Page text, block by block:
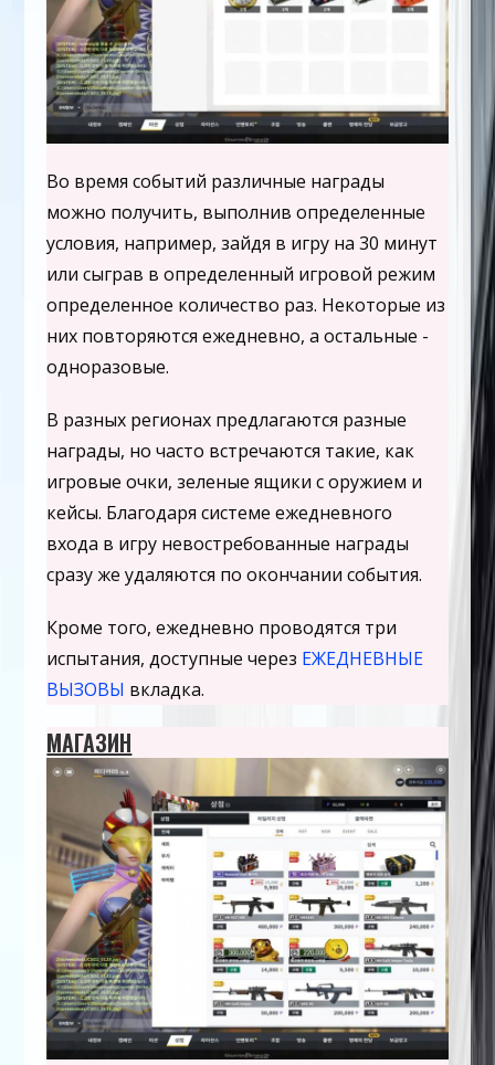
Во время событий различные награды
можно получить, выполнив определенные
условия, например, зайдя в игру на 30 минут
или сыграв в определенный игровой режим
определенное количество раз. Некоторые из
них повторяются ежедневно, а остальные -
одноразовые.
В разных регионах предлагаются разные
награды, но часто встречаются такие, как
игровые очки, зеленые ящики с оружием и
кейсы. Благодаря системе ежедневного
входа в игру невостребованные награды
сразу же удаляются по окончании события.
Кроме того, ежедневно проводятся три
испытания, доступные через ЕЖЕДНЕВНЫЕ
ВЫЗОВЫ вкладка.
МАГАЗИН